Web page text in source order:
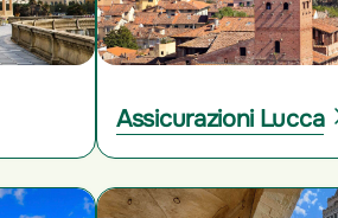
Assicurazioni Lucca